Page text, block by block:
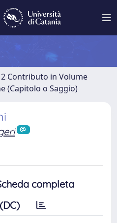
2 Contributo in Volume
(Capitolo o Saggio)
completa